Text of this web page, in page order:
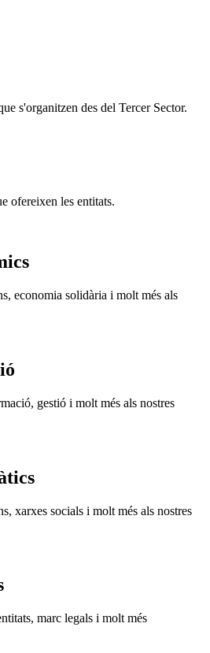
s'organitzen des del Tercer Sector.
ofereixen les entitats.
economia solidària i molt més als
gestió i molt més als nostres
xarxes socials i molt més als nostres
marc legals i molt més